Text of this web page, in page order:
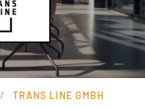
/ TRANS LINE GMBH